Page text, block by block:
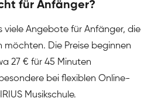
für Anfänger?
viele Angebote für Anfänger, die
möchten. Die Preise beginnen
27 € für 45 Minuten
bei flexiblen Online-
Musikschule.